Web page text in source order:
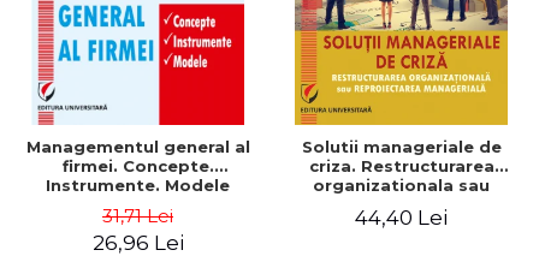
Managementul general al
firmei. Concepte.
Instrumente. Modele
31,71 Lei
26,96 Lei
Solutii manageriale de
criza. Restructurarea
organizationala sau
44,40 Lei